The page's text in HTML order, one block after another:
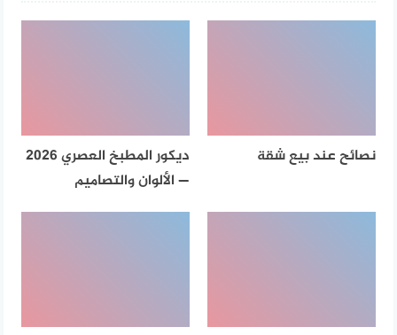
نصائح عند بيع شقة
ديكور المطبخ العصري 2026
— الألوان والتصاميم